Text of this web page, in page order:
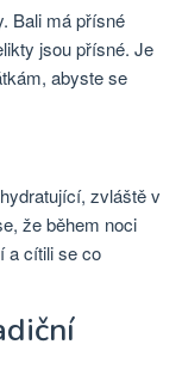
Bali má přísné
jsou přísné. Je
abyste se
zvláště v
že během noci
a cítili se co